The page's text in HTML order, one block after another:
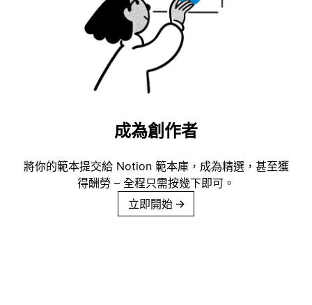
成為創作者
將你的範本提交給 Notion 範本庫，成為精選，甚至獲
得酬勞 – 全程只需按幾下即可。
立即開始 →